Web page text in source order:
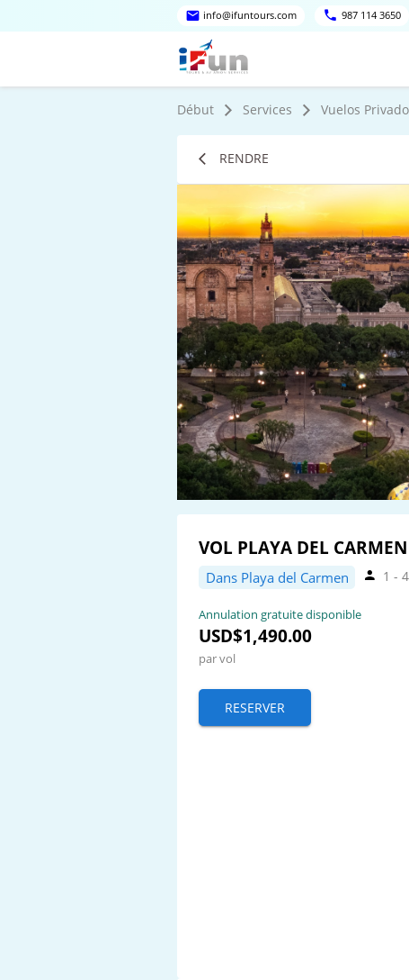
info@ifuntours.com 987 114 3650
Début Services Vuelos
RENDRE
VOL PLAYA DEL
Dans Playa del Carmen 1 -
Annulation gratuite disponible
USD$1,490.00
par vol
RESERVER